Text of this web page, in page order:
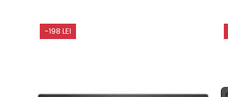
-198 LEI